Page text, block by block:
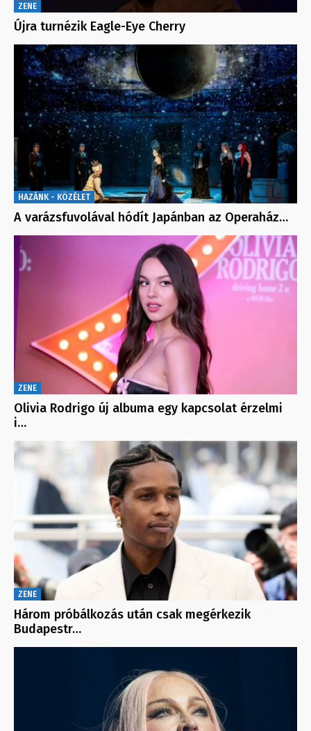
ZENE
Újra turnézik Eagle-Eye Cherry
HAZÁNK - KÖZÉLET
A varázsfuvolával hódít Japánban az Operaház…
ZENE
Olivia Rodrigo új albuma egy kapcsolat érzelmi
i…
ZENE
Három próbálkozás után csak megérkezik
Budapestr…